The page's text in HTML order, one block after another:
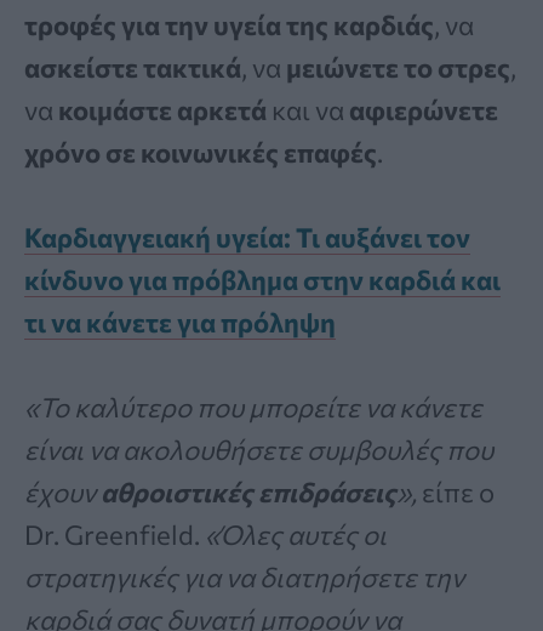
τροφές για την υγεία της καρδιάς, να
ασκείστε τακτικά, να μειώνετε το στρες,
να κοιμάστε αρκετά και να αφιερώνετε
χρόνο σε κοινωνικές επαφές.
Καρδιαγγειακή υγεία: Τι αυξάνει τον
κίνδυνο για πρόβλημα στην καρδιά και
τι να κάνετε για πρόληψη
«Το καλύτερο που μπορείτε να κάνετε
είναι να ακολουθήσετε συμβουλές που
έχουναθροιστικές επιδράσεις», είπε ο
Dr. Greenfield. «Όλες αυτές οι
στρατηγικές για να διατηρήσετε την
καρδιά σας δυνατή μπορούν να